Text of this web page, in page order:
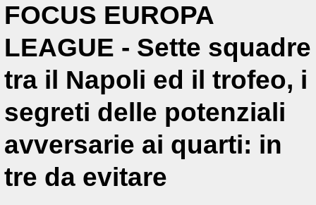
FOCUS EUROPA
LEAGUE - Sette squadre
tra il Napoli ed il trofeo, i
segreti delle potenziali
avversarie ai quarti: in
tre da evitare